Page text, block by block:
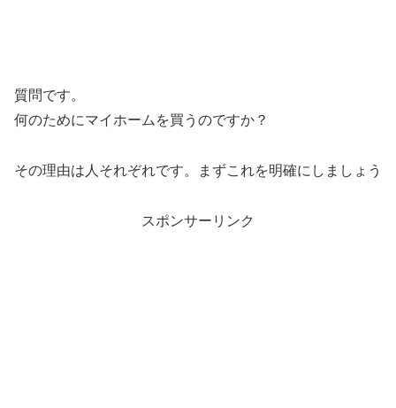
質問です。
何のためにマイホームを買うのですか？
その理由は人それぞれです。まずこれを明確にしましょう
スポンサーリンク